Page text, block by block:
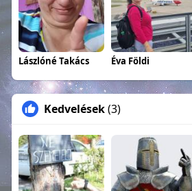
Lászlóné Takács Éva Földi
Kedvelések(3)